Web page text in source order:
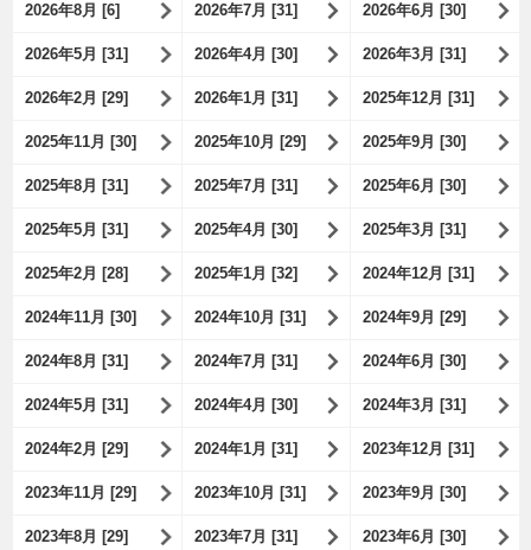
2026年8月 [6] 2026年7月 [31] 2026年6月 [30]
2026年5月 [31] 2026年4月 [30] 2026年3月 [31]
2026年2月 [29] 2026年1月 [31] 2025年12月 [31]
2025年11月 [30] 2025年10月 [29] 2025年9月 [30]
2025年8月 [31] 2025年7月 [31] 2025年6月 [30]
2025年5月 [31] 2025年4月 [30] 2025年3月 [31]
2025年2月 [28] 2025年1月 [32] 2024年12月 [31]
2024年11月 [30] 2024年10月 [31] 2024年9月 [29]
2024年8月 [31] 2024年7月 [31] 2024年6月 [30]
2024年5月 [31] 2024年4月 [30] 2024年3月 [31]
2024年2月 [29] 2024年1月 [31] 2023年12月 [31]
2023年11月 [29] 2023年10月 [31] 2023年9月 [30]
2023年8月 [29] 2023年7月 [31] 2023年6月 [30]